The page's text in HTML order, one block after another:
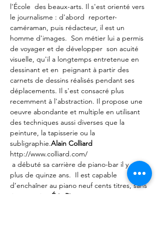
l'École  des beaux-arts. Il s'est orienté vers
le journalisme : d'abord  reporter-
caméraman, puis rédacteur, il est un
homme d'images.  Son métier lui a permis
de voyager et de développer  son acuité
visuelle, qu'il a longtemps entretenue en
dessinant et en  peignant à partir des
carnets de dessins réalisés pendant ses
déplacements. Il s'est consacré plus
recemment à l'abstraction. Il propose une
oeuvre abondante et multiple en utilisant
des techniques aussi diverses que la
peinture, la tapisserie ou la
subligraphie.Alain Colliard
http://www.colliard.com/
plus de quinze ans.  Il est capable
d’enchaîner au piano neuf cents titres, sans
interruption. Éric Riou